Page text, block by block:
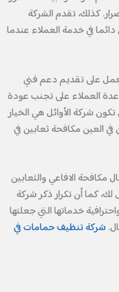
كذلك، تقدم الشركة
في خدمة العملاء عندما
على تقديم دعم فني
العملاء على تجنب عودة
شركة الأوائل هي الخيار
العين مكافحة ثعابين في
الافاعي والثعابين
كما أن تكرار ذكر شركة
خدماتها التي جعلتها
شركة تنظيف حمامات في